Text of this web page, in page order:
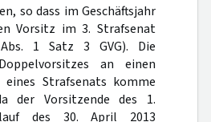
so dass im Geschäftsjahr
Vorsitz im 3. Strafsenat
Abs. 1 Satz 3 GVG). Die
an einen
eines Strafsenats komme
der Vorsitzende des 1.
des 30. April 2013